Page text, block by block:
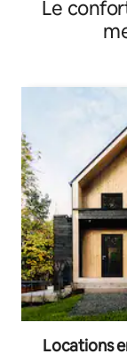
Le
Locations